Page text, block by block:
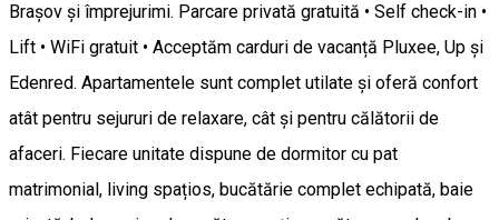
Brașov și împrejurimi. Parcare privată gratuită • Self check-in •
Lift • WiFi gratuit • Acceptăm carduri de vacanță Pluxee, Up și
Edenred. Apartamentele sunt complet utilate și oferă confort
atât pentru sejururi de relaxare, cât și pentru călătorii de
afaceri. Fiecare unitate dispune de dormitor cu pat
matrimonial, living spațios, bucătărie complet echipată, baie